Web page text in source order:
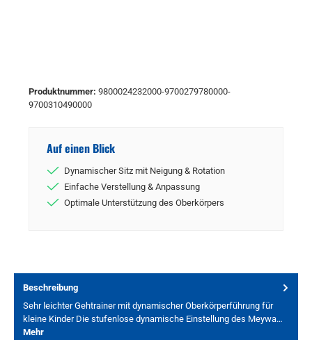
Produktnummer: 9800024232000-9700279780000-
9700310490000
Auf einen Blick
Dynamischer Sitz mit Neigung & Rotation
Einfache Verstellung & Anpassung
Optimale Unterstützung des Oberkörpers
Beschreibung
Sehr leichter Gehtrainer mit dynamischer Oberkörperführung für
kleine Kinder Die stufenlose dynamische Einstellung des Meywa…
Mehr